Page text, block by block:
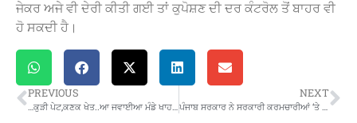
ਜੇਕਰ ਅਜੇ ਵੀ ਦੇਰੀ ਕੀਤੀ ਗਈ ਤਾਂ ਕੁਪੋਸ਼ਣ ਦੀ ਦਰ ਕੰਟਰੋਲ ਤੋਂ ਬਾਹਰ ਵੀ
ਹੋ ਸਕਦੀ ਹੈ।
PREVIOUS NEXT